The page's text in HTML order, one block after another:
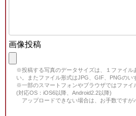
画像投稿
※投稿する写真のデータサイズは、１ファイル
い。またファイル形式はJPG、GIF、PNGのい
※一部のスマートフォンやブラウザではファイ
(対応OS：iOS6以降、Android2.2以降)
アップロードできない場合は、お手数ですが